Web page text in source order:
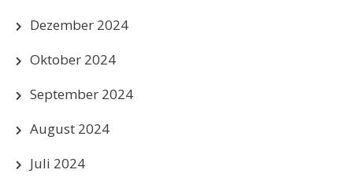
Dezember 2024
Oktober 2024
September 2024
August 2024
Juli 2024